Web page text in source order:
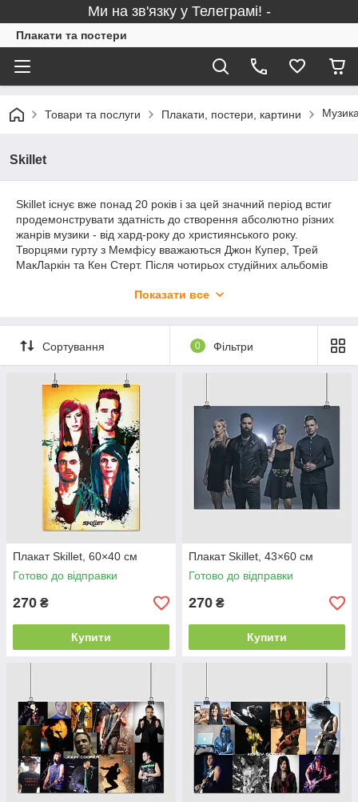
Ми на зв'язку у Телеграмі! -
Плакати та постери
Товари та послуги Плакати, постери, картини
Skillet
Skillet існує вже понад 20 років і за цей значний період встиг
продемонструвати здатність до створення абсолютно різних
жанрів музики - від хард-року до християнського року.
Творцями гурту з Мемфісу вважаються Джон Купер, Трей
МакЛаркін та Кен Стерт. Після чотирьох студійних альбомів
саме п’ятий під назвою “Collide” приніс широкий успіх. Skillet
“сковородоголові”, адже найвідданіші шанувальники не
шкодують для створення плакатів нічого - навіть домашні
сковорідки. Вам же не потрібно буде нищити матусину кухню,
достатньо просто зайти на наш сайт і обрати вподобаний
плакат.
Показати все
Сортування 0 Фільтри
Плакат Skillet, 60×40 см
Готово до відправки
270 ₴
Купити
Плакат Skillet, 43×60 см
Готово до відправки
270 ₴
Купити